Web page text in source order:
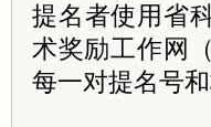
提名者使用省
术奖励工作网
每一对提名号